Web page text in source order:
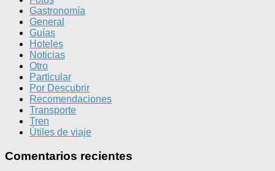
Gastronomía
General
Guías
Hoteles
Noticias
Otro
Particular
Por Descubrir
Recomendaciones
Transporte
Tren
Útiles de viaje
Comentarios recientes